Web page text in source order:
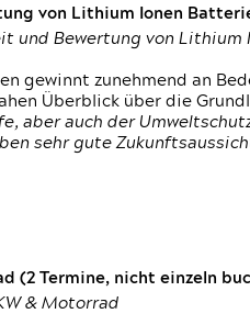
von Lithium Ionen
und Bewertung von
gewinnt zunehmend an
Überblick über die
aber auch der
sehr gute
(2 Termine, nicht einzeln
& Motorrad